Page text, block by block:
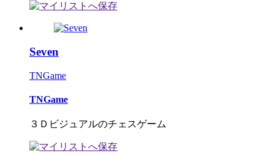
Seven
TNGame
TNGame
３Ｄビジュアルのチェスゲーム